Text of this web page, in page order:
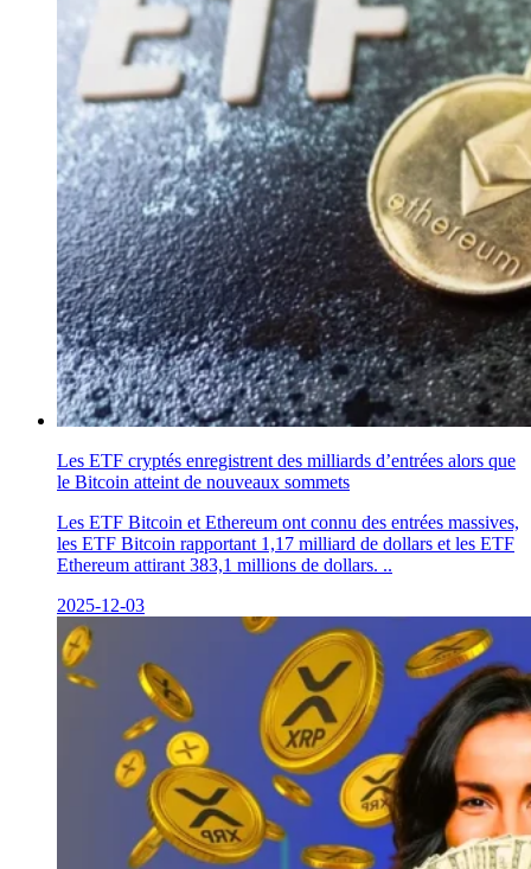
Les ETF cryptés enregistrent des milliards d’entrées alors que
le Bitcoin atteint de nouveaux sommets
Les ETF Bitcoin et Ethereum ont connu des entrées massives,
les ETF Bitcoin rapportant 1,17 milliard de dollars et les ETF
Ethereum attirant 383,1 millions de dollars. ..
2025-12-03